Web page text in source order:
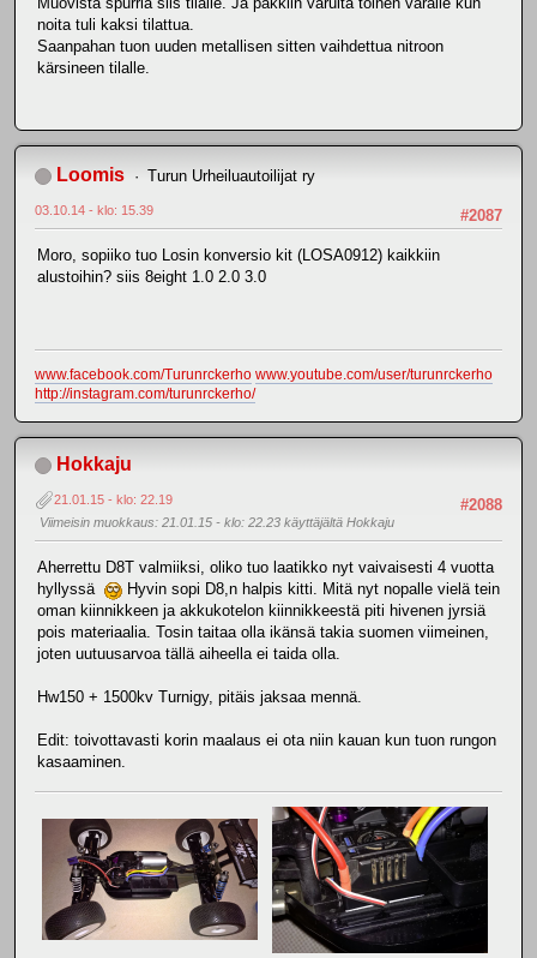
noita tuli kaksi tilattua.
Saanpahan tuon uuden metallisen sitten vaihdettua nitroon
kärsineen tilalle.
Loomis Turun Urheiluautoilijat ry
#2087
03.10.14 - klo: 15.39
Moro, sopiiko tuo Losin konversio kit (LOSA0912) kaikkiin
alustoihin? siis 8eight 1.0 2.0 3.0
www.facebook.com/Turunrckerho www.youtube.com/user/turunrckerho
http://instagram.com/turunrckerho/
Hokkaju
#2088
21.01.15 - klo: 22.19
Viimeisin muokkaus: 21.01.15 - klo: 22.23 käyttäjältä Hokkaju
Aherrettu D8T valmiiksi, oliko tuo laatikko nyt vaivaisesti 4 vuotta
hyllyssä
Hyvin sopi D8,n halpis kitti. Mitä nyt nopalle vielä tein
oman kiinnikkeen ja akkukotelon kiinnikkeestä piti hivenen jyrsiä
pois materiaalia. Tosin taitaa olla ikänsä takia suomen viimeinen,
joten uutuusarvoa tällä aiheella ei taida olla.
Hw150 + 1500kv Turnigy, pitäis jaksaa mennä.
Edit: toivottavasti korin maalaus ei ota niin kauan kun tuon rungon
kasaaminen.